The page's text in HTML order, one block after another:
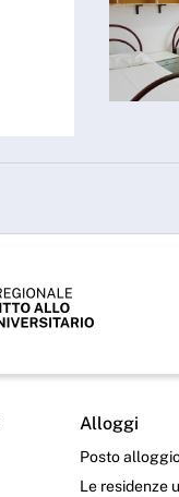
Alloggi
Posto
Le residenze